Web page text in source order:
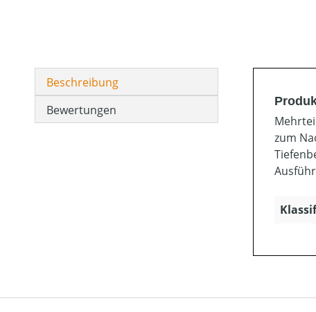
Beschreibung
Bewertungen
zum